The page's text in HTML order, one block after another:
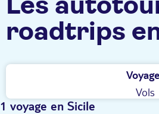
Les
roadtrips
TUI
Vols
1 voyage en Sicile